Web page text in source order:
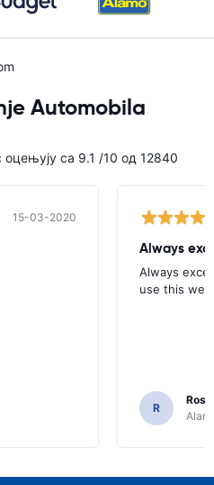
Automobila
оцењују са 9.1 /10 од 12840
15-03-2020
Always
Always
use this
R